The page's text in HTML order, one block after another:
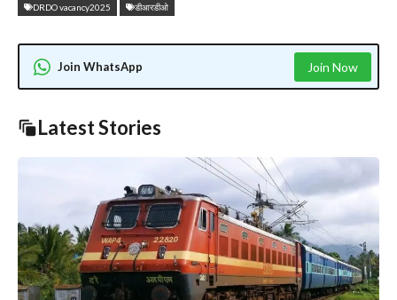
DRDO vacancy2025
डीआरडीओ
Join WhatsApp Join Now
Latest Stories